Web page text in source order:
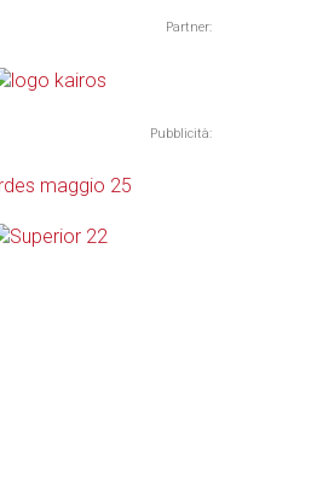
Partner:
Pubblicità: